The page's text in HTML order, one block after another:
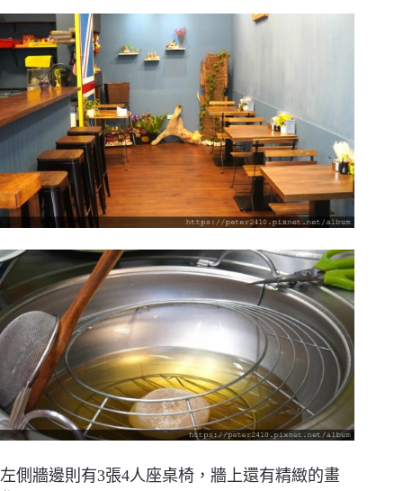
左側牆邊則有3張4人座桌椅，牆上還有精緻的畫